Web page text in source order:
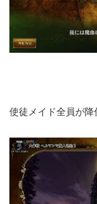
使徒メイド全員が降